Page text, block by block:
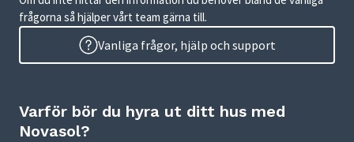
frågorna så hjälper vårt team gärna till.
Vanliga frågor, hjälp och support
Varför bör du hyra ut ditt hus med
Novasol?